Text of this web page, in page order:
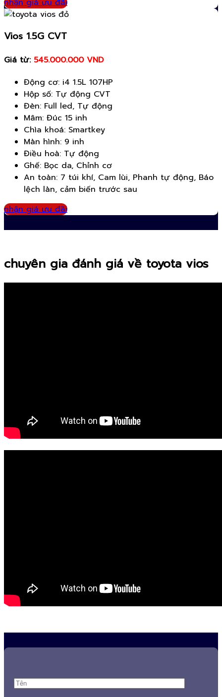
Vios 1.5G CVT
Giá từ: 545.000.000 VND
Động cơ: i4 1.5L 107HP
Hộp số: Tự động CVT
Đèn: Full led, Tự động
Mâm: Đúc 15 inh
Chìa khoá: Smartkey
Màn hình: 9 inh
Điều hoà: Tự động
Ghế: Bọc da, Chỉnh cơ
An toàn: 7 túi khí, Cam lùi, Phanh tự động, Báo
lệch làn, cảm biến trước sau
nhận giá ưu đãi
chuyên gia đánh giá về toyota vios